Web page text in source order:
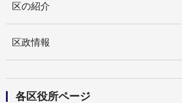
区の紹介
区政情報
各区役所ページ